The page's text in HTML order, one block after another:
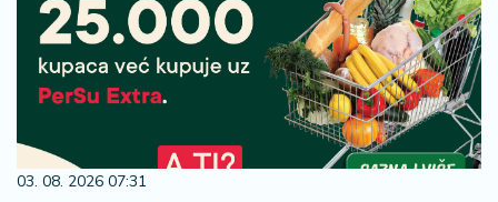
03. 08. 2026 07:31